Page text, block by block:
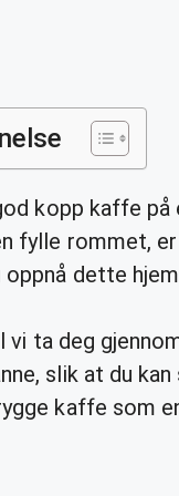
kopp kaffe
fylle rommet,
oppnå dette
vi ta deg
slik at du
kaffe som